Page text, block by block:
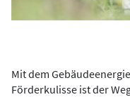
Mit dem
Förderkulisse ist der